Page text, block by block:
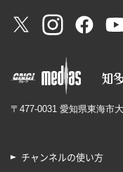
〒477-0031 愛知県東海市
チャンネルの使い方